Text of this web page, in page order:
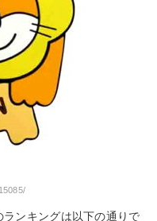
ンキングは以下の通りで